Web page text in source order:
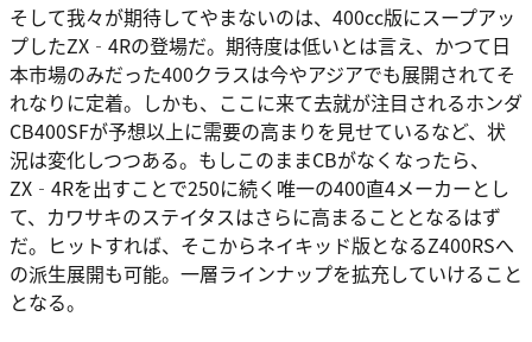
そして我々が期待してやまないのは、400cc版にスープアッ
プしたZX‐4Rの登場だ。期待度は低いとは言え、かつて日
本市場のみだった400クラスは今やアジアでも展開されてそ
れなりに定着。しかも、ここに来て去就が注目されるホンダ
CB400SFが予想以上に需要の高まりを見せているなど、状
況は変化しつつある。もしこのままCBがなくなったら、
ZX‐4Rを出すことで250に続く唯一の400直4メーカーとし
て、カワサキのステイタスはさらに高まることとなるはず
だ。ヒットすれば、そこからネイキッド版となるZ400RSへ
の派生展開も可能。一層ラインナップを拡充していけること
となる。